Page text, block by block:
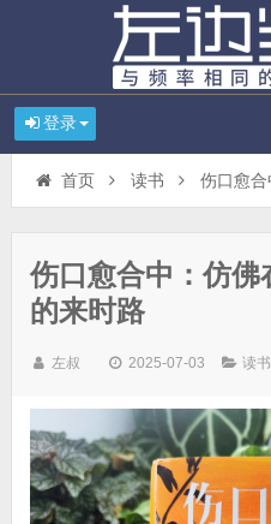
登录
首页 读书 伤口愈
伤口愈合中：仿佛
的来时路
左叔 2025-07-03 读书